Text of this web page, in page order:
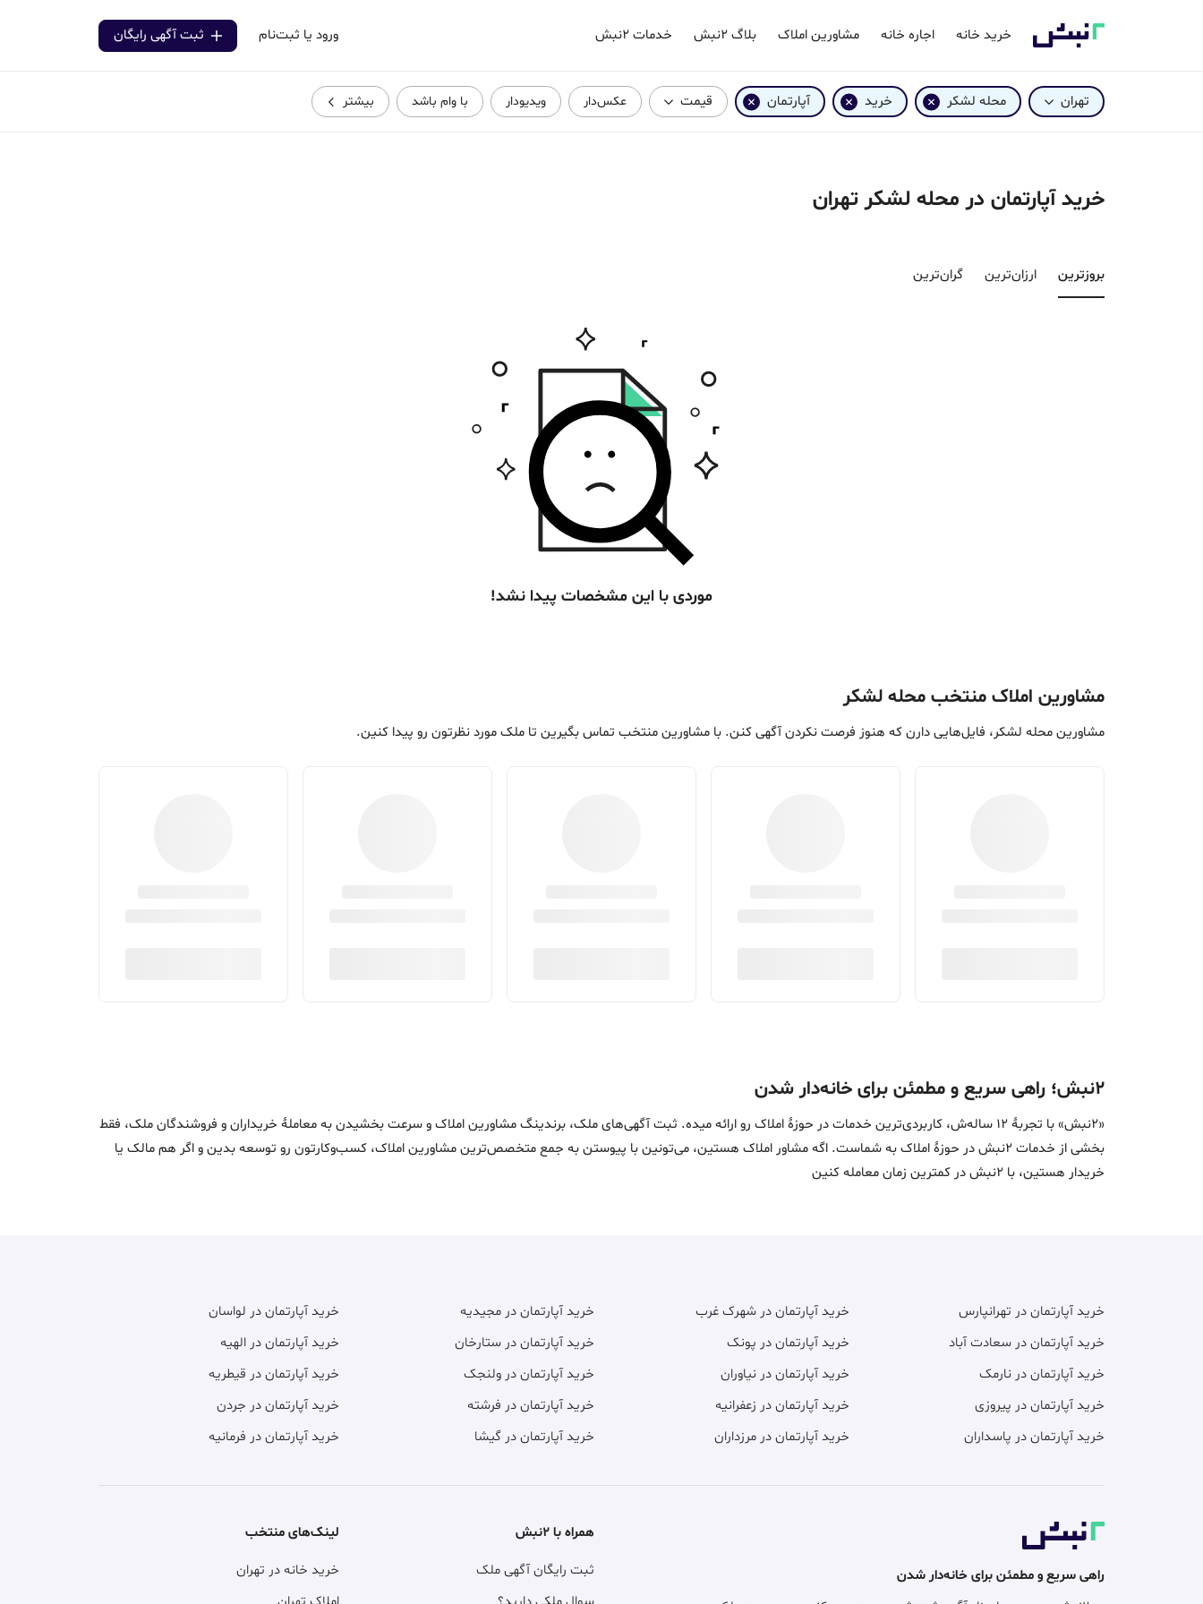
خرید خانه اجاره خانه مشاورین املاک بلاگ ۲نبش خدمات ۲نبش ورود یا ثبت‌نام ثبت آگهی رایگان
تهران محله لشکر خرید آپارتمان قیمت عکس‌دار ویدیودار با وام باشد بیشتر
خرید آپارتمان در محله لشکر تهران
بروزترین‌ ارزان‌ترین گران‌ترین
موردی با این مشخصات پیدا نشد!
مشاورین املاک منتخب محله لشکر
مشاورین محله لشکر، فایل‌هایی دارن که هنوز فرصت نکردن آگهی کنن. با مشاورین منتخب تماس بگیرین تا ملک مورد نظرتون رو پیدا کنین.
۲نبش؛ راهی سریع و مطمئن برای خانه‌دار شدن
«2نبش» با تجربۀ 12 ساله‌ش، کاربردی‌ترین خدمات در حوزۀ املاک رو ارائه میده. ثبت آگهی‌های ملک، برندینگ مشاورین املاک و سرعت بخشیدن به معاملۀ خریداران و فروشندگان ملک، فقط
بخشی از خدمات 2نبش در حوزۀ املاک به شماست. اگه مشاور املاک هستین، می‌تونین با پیوستن به جمع متخصص‌ترین مشاورین املاک، کسب‌وکارتون رو توسعه بدین و اگر هم مالک یا
خریدار هستین، با 2نبش در کمترین زمان معامله‌ کنین
خرید آپارتمان در تهرانپارس
خرید آپارتمان در سعادت آباد
خرید آپارتمان در نارمک
خرید آپارتمان در پیروزی
خرید آپارتمان در پاسداران
خرید آپارتمان در شهرک غرب
خرید آپارتمان در پونک
خرید آپارتمان در نیاوران
خرید آپارتمان در زعفرانیه
خرید آپارتمان در مرزداران
خرید آپارتمان در مجیدیه
خرید آپارتمان در ستارخان
خرید آپارتمان در ولنجک
خرید آپارتمان در فرشته
خرید آپارتمان در گیشا
خرید آپارتمان در لواسان
خرید آپارتمان در الهیه
خرید آپارتمان در قیطریه
خرید آپارتمان در جردن
خرید آپارتمان در فرمانیه
راهی سریع و مطمئن برای خانه‌دار شدن
همراه با ۲نبش
ثبت رایگان آگهی ملک
لینک‌های منتخب
خرید خانه در تهران